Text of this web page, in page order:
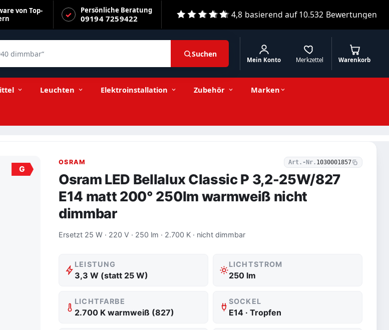
von Top-
Persönliche Beratung
09194 7259422 4,8 basierend auf10.532 Bewertungen
Suchen
Merkzettel
Mein Konto Warenkorb
Leuchten Elektroinstallation Zubehör Marken
OSRAM Art.-Nr. 1030001857
Osram LED Bellalux Classic P 3,2-25W/827
E14 matt 200° 250lm warmweiß nicht
dimmbar
Ersetzt 25 W · 220 V · 250 lm · 2.700 K · nicht dimmbar
G
LEISTUNG
3,3 W (statt 25 W)
LICHTSTROM
250 lm
LICHTFARBE
2.700 K warmweiß (827)
SOCKEL
E14 · Tropfen
dimmbar −
Stückzahl + In den Warenkorb